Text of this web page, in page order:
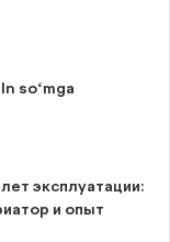
so‘mga
эксплуатации:
и опыт